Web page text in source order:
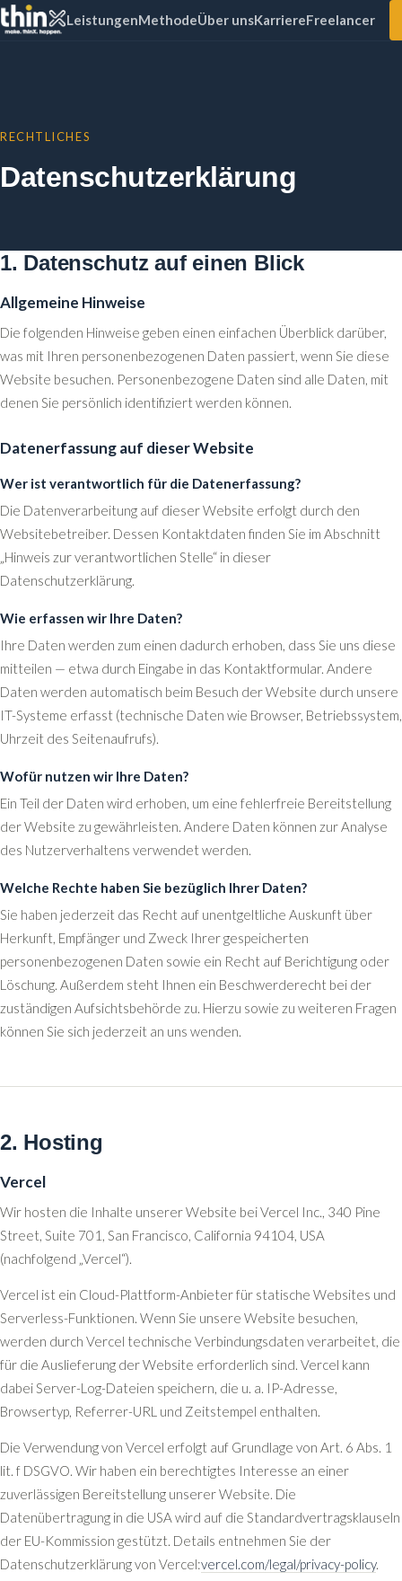
LeistungenMethodeÜber unsKarriereFreelancer
RECHTLICHES
Datenschutzerklärung
1. Datenschutz auf einen Blick
Allgemeine Hinweise
Die folgenden Hinweise geben einen einfachen Überblick darüber,
was mit Ihren personenbezogenen Daten passiert, wenn Sie diese
Website besuchen. Personenbezogene Daten sind alle Daten, mit
denen Sie persönlich identifiziert werden können.
Datenerfassung auf dieser Website
Wer ist verantwortlich für die Datenerfassung?
Die Datenverarbeitung auf dieser Website erfolgt durch den
Websitebetreiber. Dessen Kontaktdaten finden Sie im Abschnitt
„Hinweis zur verantwortlichen Stelle“ in dieser
Datenschutzerklärung.
Wie erfassen wir Ihre Daten?
Ihre Daten werden zum einen dadurch erhoben, dass Sie uns diese
mitteilen — etwa durch Eingabe in das Kontaktformular. Andere
Daten werden automatisch beim Besuch der Website durch unsere
IT-Systeme erfasst (technische Daten wie Browser, Betriebssystem,
Uhrzeit des Seitenaufrufs).
Wofür nutzen wir Ihre Daten?
Ein Teil der Daten wird erhoben, um eine fehlerfreie Bereitstellung
der Website zu gewährleisten. Andere Daten können zur Analyse
des Nutzerverhaltens verwendet werden.
Welche Rechte haben Sie bezüglich Ihrer Daten?
Sie haben jederzeit das Recht auf unentgeltliche Auskunft über
Herkunft, Empfänger und Zweck Ihrer gespeicherten
personenbezogenen Daten sowie ein Recht auf Berichtigung oder
Löschung. Außerdem steht Ihnen ein Beschwerderecht bei der
zuständigen Aufsichtsbehörde zu. Hierzu sowie zu weiteren Fragen
können Sie sich jederzeit an uns wenden.
2. Hosting
Vercel
Wir hosten die Inhalte unserer Website bei Vercel Inc., 340 Pine
Street, Suite 701, San Francisco, California 94104, USA
(nachfolgend „Vercel“).
Vercel ist ein Cloud-Plattform-Anbieter für statische Websites und
Serverless-Funktionen. Wenn Sie unsere Website besuchen,
werden durch Vercel technische Verbindungsdaten verarbeitet, die
für die Auslieferung der Website erforderlich sind. Vercel kann
dabei Server-Log-Dateien speichern, die u. a. IP-Adresse,
Browsertyp, Referrer-URL und Zeitstempel enthalten.
Die Verwendung von Vercel erfolgt auf Grundlage von Art. 6 Abs. 1
lit. f DSGVO. Wir haben ein berechtigtes Interesse an einer
zuverlässigen Bereitstellung unserer Website. Die
Datenübertragung in die USA wird auf die Standardvertragsklauseln
der EU-Kommission gestützt. Details entnehmen Sie der
Datenschutzerklärung von Vercel:vercel.com/legal/privacy-policy.